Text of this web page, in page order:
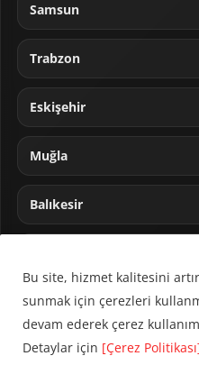
Samsun
Trabzon
Eskişehir
Muğla
Balıkesir
Bu site, hizmet kalitesini
sunmak için çerezleri
devam ederek çerez
Detaylar için [Çerez